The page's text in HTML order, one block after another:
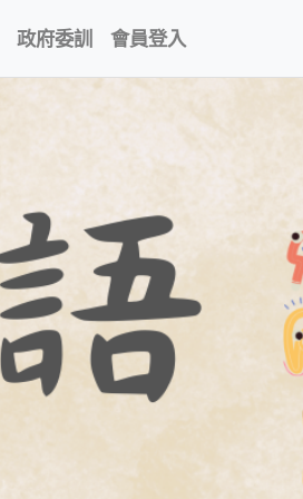
政府委訓 會員登入